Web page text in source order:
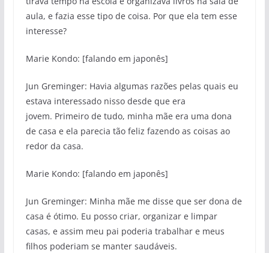
aula, e fazia esse tipo de coisa. Por que ela tem esse
interesse?
Marie Kondo: [falando em japonês]
Jun Greminger: Havia algumas razões pelas quais eu
estava interessado nisso desde que era
jovem. Primeiro de tudo, minha mãe era uma dona
de casa e ela parecia tão feliz fazendo as coisas ao
redor da casa.
Marie Kondo: [falando em japonês]
Jun Greminger: Minha mãe me disse que ser dona de
casa é ótimo. Eu posso criar, organizar e limpar
casas, e assim meu pai poderia trabalhar e meus
filhos poderiam se manter saudáveis.